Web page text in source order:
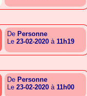
De Personne
Le 23-02-2020 à 11h19
De Personne
Le 23-02-2020 à 11h00